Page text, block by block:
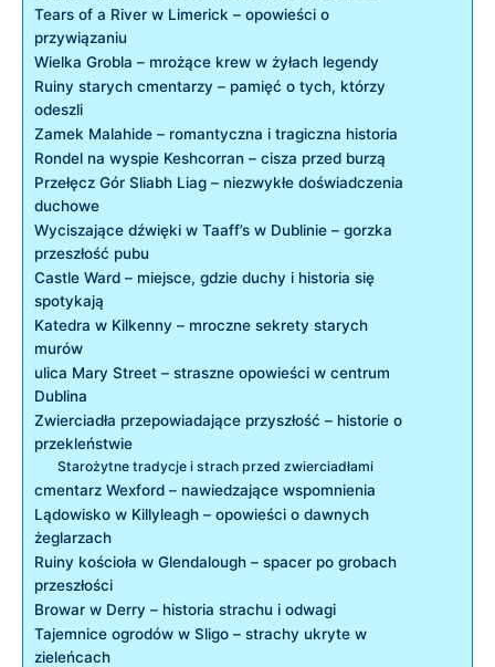
Tears ‍of a River w Limerick ⁤– ‍opowieści ⁤o
‌przywiązaniu
Wielka ⁣Grobla – mrożące krew w ‍żyłach legendy
Ruiny starych⁣ cmentarzy – pamięć o tych, którzy
odeszli
Zamek ⁤Malahide – romantyczna i tragiczna historia
Rondel na wyspie Keshcorran ⁢– cisza ⁤przed burzą
Przełęcz⁣ Gór ⁤Sliabh​ Liag – niezwykłe doświadczenia​
duchowe
Wyciszające dźwięki⁣ w Taaff’s w​ Dublinie – gorzka
przeszłość‍ pubu
Castle ⁣Ward‌ – miejsce, gdzie duchy‍ i historia‍ się⁤
spotykają
Katedra w ⁣Kilkenny‌ – mroczne ‍sekrety ‍starych
murów
ulica ‍Mary‍ Street – ⁢straszne opowieści⁢ w centrum
Dublina
Zwierciadła​ przepowiadające przyszłość – historie o
przekleństwie
Starożytne tradycje i strach przed ⁢zwierciadłami
cmentarz Wexford –​ nawiedzające wspomnienia
Lądowisko ⁢w Killyleagh – opowieści⁢ o dawnych
żeglarzach
Ruiny⁣ kościoła w ‌Glendalough ​– spacer ⁢po grobach
przeszłości
Browar w ‍Derry – historia⁣ strachu i odwagi
Tajemnice‌ ogrodów ⁤w Sligo‍ – strachy ukryte w
zieleńcach